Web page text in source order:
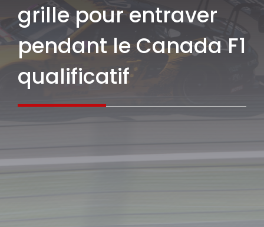
grille pour entraver
pendant le Canada F1
qualificatif